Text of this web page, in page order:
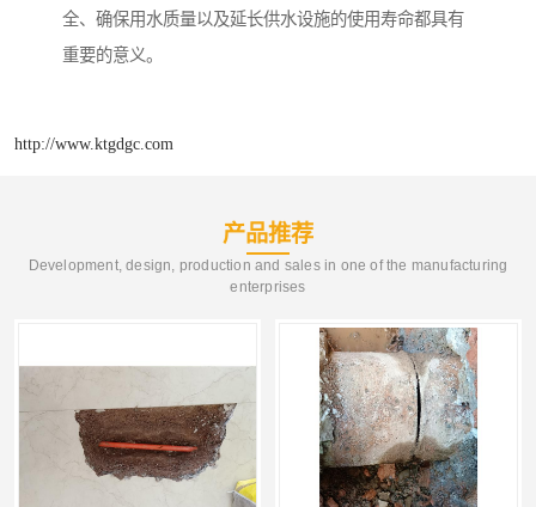
全、确保用水质量以及延长供水设施的使用寿命都具有
重要的意义。
http://www.ktgdgc.com
产品推荐
Development, design, production and sales in one of the manufacturing
enterprises